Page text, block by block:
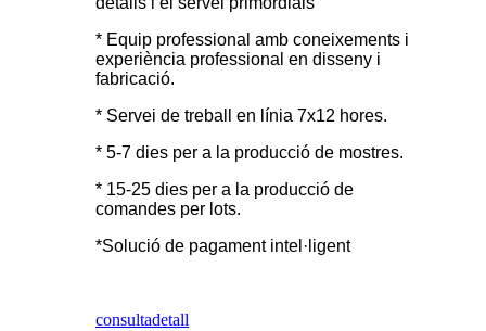
* Equip professional amb coneixements i
experiència professional en disseny i
fabricació.
* Servei de treball en línia 7x12 hores.
* 5-7 dies per a la producció de mostres.
* 15-25 dies per a la producció de
comandes per lots.
*Solució de pagament intel·ligent
consultadetall